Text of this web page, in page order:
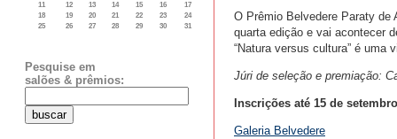
11
12 13 14 15 16
17
18
19 20 21 22 23
24
25
26 27 28 29 30 31
Pesquise em
salões & prêmios:
O Prêmio Belvedere Paraty de
quarta edição e vai acontecer
“Natura versus cultura” é uma
Júri de seleção e premiação:
Inscrições até 15 de
Galeria Belvedere